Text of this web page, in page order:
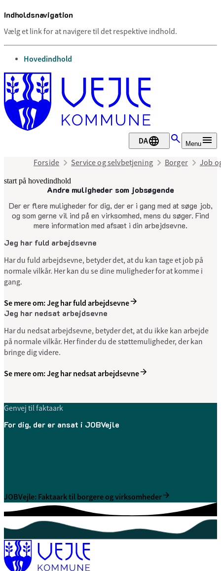
Indholdsnavigation
Vælg et link for at navigere til det respektive indhold.
gå til
Hovedindhold
DA Menu
Forside Service og selvbetjening Borger Job
start på hovedindhold
Andre muligheder som jobsøgende
Der er flere muligheder for dig, der er i gang med at søge job,
og som gerne vil ind på en virksomhed, mens du søger. Find
mere information med afsæt i din arbejdsevne.
senest opdateret 7. maj 2025
Jeg har fuld arbejdsevne
Har du fuld arbejdsevne, betyder det, at du kan tage et job på
normale vilkår. Her kan du se dine muligheder for at komme i
gang.
Se mere om: Jeg har fuld arbejdsevne
Jeg har nedsat arbejdsevne
Har du nedsat arbejdsevne, betyder det, at du ikke kan arbejde
på normale vilkår. Her finder du de støttemuligheder, der kan
bringe dig videre.
Se mere om: Jeg har nedsat arbejdsevne
Genvej til faktaark
For dig, der er ansat i JOBVejle
JOBVejle: Faktaark til borgere og virksomheder